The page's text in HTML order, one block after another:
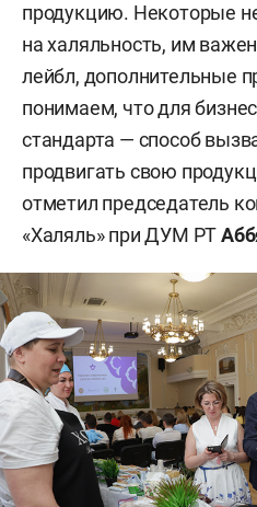
продукцию. Некоторые
на халяльность, им
лейбл, дополнительные
понимаем, что для
стандарта — способ
продвигать свою
отметил председатель
«Халяль» при ДУМ РТ